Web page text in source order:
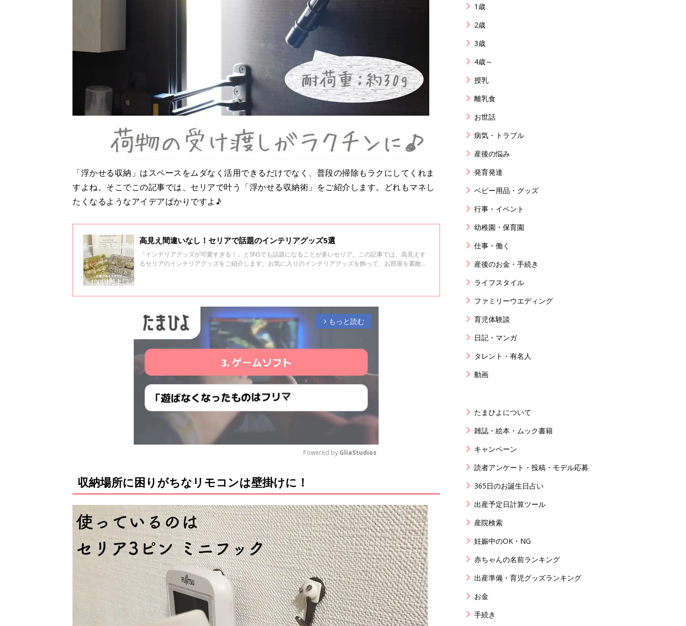
「浮かせる収納」はスペースをムダなく活用できるだけでなく、普段の掃除もラクにしてくれま
すよね。そこでこの記事では、セリアで叶う「浮かせる収納術」をご紹介します。どれもマネし
たくなるようなアイデアばかりですよ♪
高見え間違いなし！セリアで話題のインテリアグッズ5選
「インテリアグッズが可愛すぎる！」とSNSでも話題になることが多いセリア。この記事では、高見えす
るセリアのインテリアグッズをご紹介します。お気に入りのインテリアグッズを飾って、お部屋を素敵な
arrow_forward_ios もっと読む
u
t
e
Powered by GliaStudios
収納場所に困りがちなリモコンは壁掛けに！
1歳
2歳
3歳
4歳～
授乳
離乳食
お世話
病気・トラブル
産後の悩み
発育発達
ベビー用品・グッズ
行事・イベント
幼稚園・保育園
仕事・働く
産後のお金・手続き
ライフスタイル
ファミリーウエディング
育児体験談
日記・マンガ
タレント・有名人
動画
たまひよについて
雑誌・絵本・ムック書籍
キャンペーン
読者アンケート・投稿・モデル応募
365日のお誕生日占い
出産予定日計算ツール
産院検索
妊娠中のOK・NG
赤ちゃんの名前ランキング
出産準備・育児グッズランキング
お金
手続き